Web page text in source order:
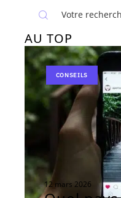
AU TOP
CONSEILS
12 mars 2026